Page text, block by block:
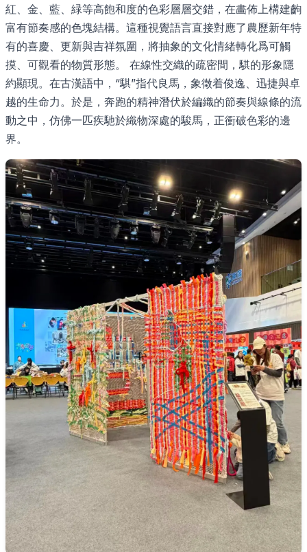
紅、金、藍、緑等高飽和度的色彩層層交錯，在畵佈上構建齣
富有節奏感的色塊結構。這種視覺語言直接對應了農歷新年特
有的喜慶、更新與吉祥氛圍，將抽象的文化情緒轉化爲可觸
摸、可觀看的物質形態。 在線性交織的疏密間，騏的形象隱
約顯現。在古漢語中，“騏”指代良馬，象徵着俊逸、迅捷與卓
越的生命力。於是，奔跑的精神潛伏於編織的節奏與線條的流
動之中，仿佛一匹疾馳於織物深處的駿馬，正衝破色彩的邊
界。